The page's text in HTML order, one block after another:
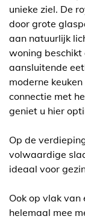
unieke ziel. De
door grote
aan natuurlijk
woning
aansluitende
moderne
connectie met
geniet u hier
Op de
volwaardige
ideaal voor
Ook op vlak van
helemaal mee